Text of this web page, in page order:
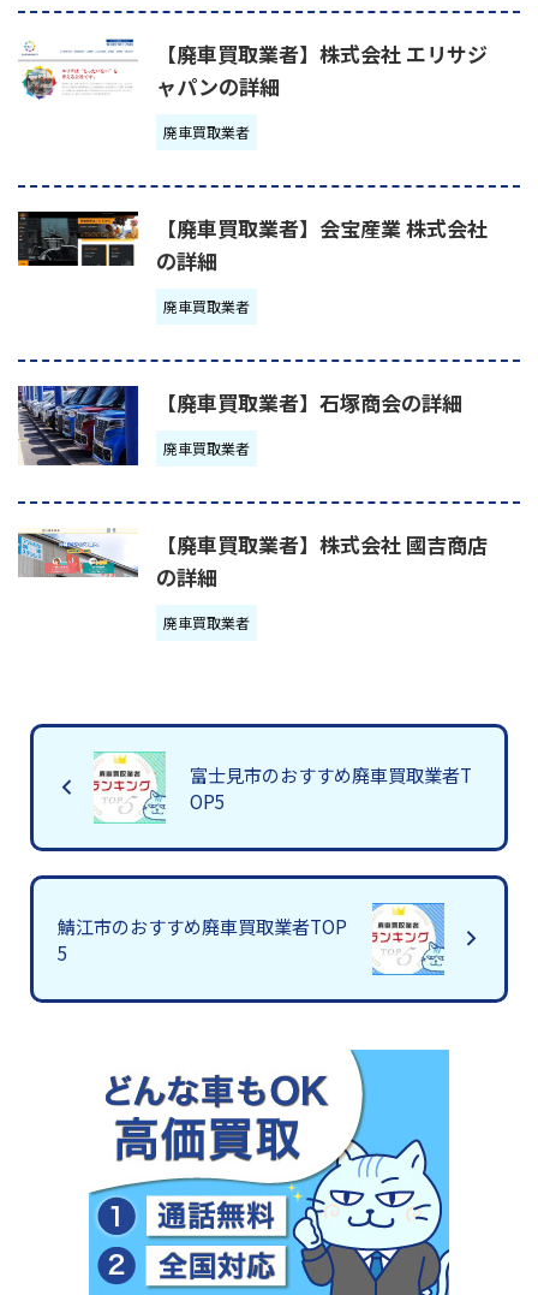
【廃車買取業者】株式会社 エリサジ
ャパンの詳細
廃車買取業者
【廃車買取業者】会宝産業 株式会社
の詳細
廃車買取業者
【廃車買取業者】石塚商会の詳細
廃車買取業者
【廃車買取業者】株式会社 國吉商店
の詳細
廃車買取業者
富士見市のおすすめ廃車買取業者T
OP5
鯖江市のおすすめ廃車買取業者TOP
5